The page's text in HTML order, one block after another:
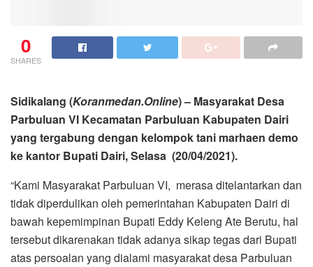
0
SHARES
Sidikalang (Koranmedan.Online) – Masyarakat Desa
Parbuluan VI Kecamatan Parbuluan Kabupaten Dairi
yang tergabung dengan kelompok tani marhaen demo
ke kantor Bupati Dairi, Selasa (20/04/2021).
“Kami Masyarakat Parbuluan VI, merasa ditelantarkan dan
tidak diperdulikan oleh pemerintahan Kabupaten Dairi di
bawah kepemimpinan Bupati Eddy Keleng Ate Berutu, hal
tersebut dikarenakan tidak adanya sikap tegas dari Bupati
atas persoalan yang dialami masyarakat desa Parbuluan